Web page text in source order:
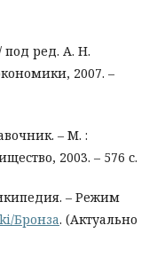
под ред. А. Н.
2007. –
– М. :
2003. – 576 с.
– Режим
Бронза. (Актуально